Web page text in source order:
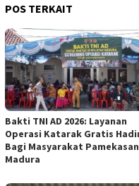
POS TERKAIT
Bakti TNI AD 2026: Layanan
Operasi Katarak Gratis
Bagi Masyarakat
Madura